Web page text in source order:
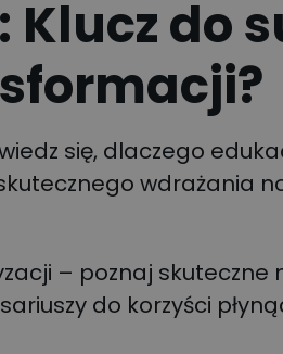
Klucz do
się, dlaczego
wdrażania
– poznaj skuteczne
do korzyści